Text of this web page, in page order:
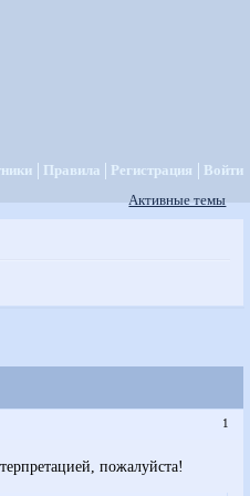
Правила Регистрация
Войти
Активные темы
1
пожалуйста!